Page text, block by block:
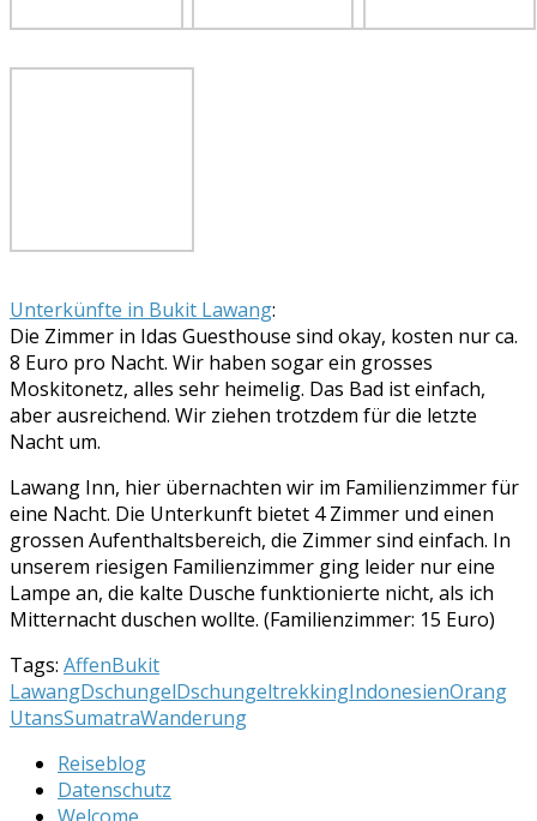
Unterkünfte in Bukit Lawang:
Die Zimmer in Idas Guesthouse sind okay, kosten nur ca.
8 Euro pro Nacht. Wir haben sogar ein grosses
Moskitonetz, alles sehr heimelig. Das Bad ist einfach,
aber ausreichend. Wir ziehen trotzdem für die letzte
Nacht um.
Lawang Inn, hier übernachten wir im Familienzimmer für
eine Nacht. Die Unterkunft bietet 4 Zimmer und einen
grossen Aufenthaltsbereich, die Zimmer sind einfach. In
unserem riesigen Familienzimmer ging leider nur eine
Lampe an, die kalte Dusche funktionierte nicht, als ich
Mitternacht duschen wollte. (Familienzimmer: 15 Euro)
Tags: AffenBukit
LawangDschungelDschungeltrekkingIndonesienOrang
UtansSumatraWanderung
Reiseblog
Datenschutz